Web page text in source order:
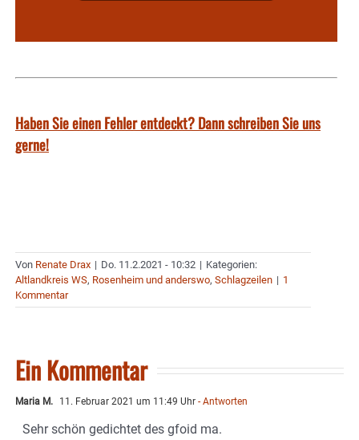
Haben Sie einen Fehler entdeckt? Dann schreiben Sie uns
gerne!
Von Renate Drax | Do. 11.2.2021 - 10:32 | Kategorien:
Altlandkreis WS, Rosenheim und anderswo, Schlagzeilen | 1
Kommentar
Ein Kommentar
Maria M. 11. Februar 2021 um 11:49 Uhr - Antworten
Sehr schön gedichtet des gfoid ma.